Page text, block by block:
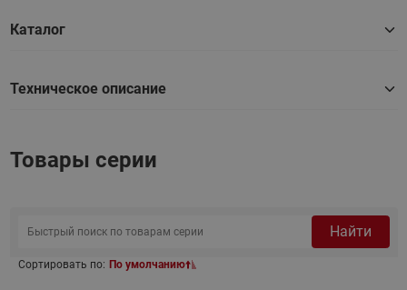
Каталог
Техническое описание
Товары серии
Найти
Сортировать по: По умолчанию